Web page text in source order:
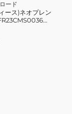
ード
ース)ネオプレン